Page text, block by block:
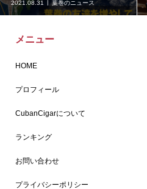
2021.08.31 葉巻のニュース
メニュー
HOME
プロフィール
CubanCigarについて
ランキング
お問い合わせ
プライバシーポリシー